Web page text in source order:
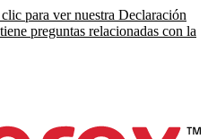
para ver nuestra Declaración
preguntas relacionadas con la